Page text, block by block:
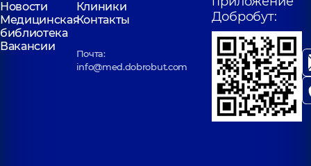
Новости
Клиники
Медицинская
библиотека
Контакты
Вакансии
Почта:
info@med.dobrobut.com
Добробут: